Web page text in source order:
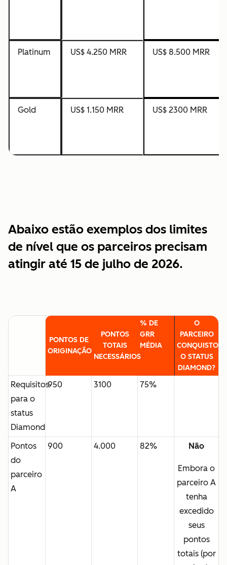
Platinum US$ 4.250 MRR US$ 8.500 MRR
Gold US$ 1.150 MRR US$ 2300 MRR
Abaixo estão exemplos dos limites
de nível que os parceiros precisam
atingir até 15 de julho de 2026.
PONTOS DE
ORIGINAÇÃO
PONTOS
TOTAIS
NECESSÁRIOS
% DE
GRR
MÉDIA
O
PARCEIRO
CONQUISTOU
O STATUS
DIAMOND?
Requisitos
para o
status
Diamond
950 3100 75%
Pontos
do
parceiro
A
900 4.000 82% Não
Embora o
parceiro A
tenha
excedido
seus
pontos
totais (por